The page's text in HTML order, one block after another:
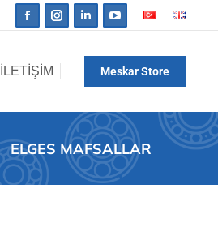
İLETIŞIM Meskar Store
ELGES MAFSALLAR